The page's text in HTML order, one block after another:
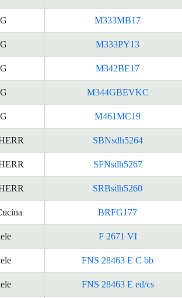
M333MB17
M333PY13
M342BE17
M344GBEVKC
M461MC19
SBNsdh5264
SFNsdh5267
SRBsdh5260
BRFG177
F 2671 VI
FNS 28463 E C bb
FNS 28463 E ed/cs